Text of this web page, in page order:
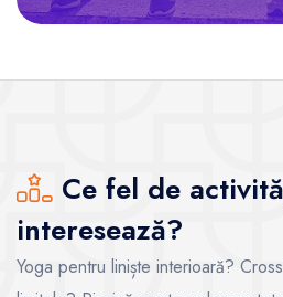
Ce fel de
interesează?
Yoga pentru liniște interioară?